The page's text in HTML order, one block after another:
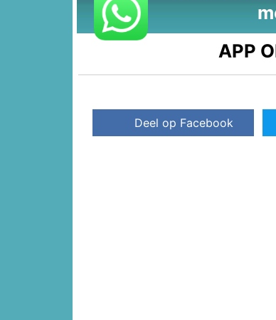
APP
Deel op Facebook